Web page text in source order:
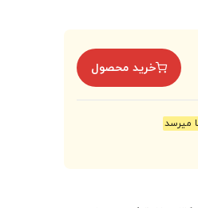
خرید محصول
میرسد